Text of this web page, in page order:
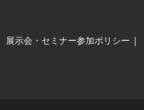
展示会・セミナー参加ポリシー